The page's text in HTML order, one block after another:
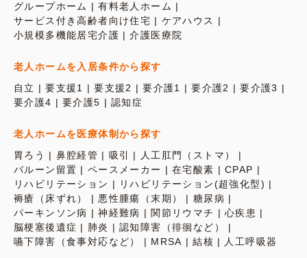
グループホーム
有料老人ホーム
サービス付き高齢者向け住宅
ケアハウス
小規模多機能居宅介護
介護医療院
老人ホームを入居条件から探す
自立
要支援1 要支援2 要介護1 要介護2
要介護3
要介護4
要介護5 認知症
老人ホームを医療体制から探す
胃ろう
鼻腔経管 吸引
人工肛門（ストマ）
バルーン留置
ペースメーカー 在宅酸素
CPAP
リハビリテーション
リハビリテーション(超強化型)
褥瘡（床ずれ）
悪性腫瘍（末期）
糖尿病
パーキンソン病
神経難病 関節リウマチ
心疾患
脳梗塞後遺症
肺炎
認知障害（徘徊など）
嚥下障害（食事対応など）
MRSA 結核 人工呼吸器